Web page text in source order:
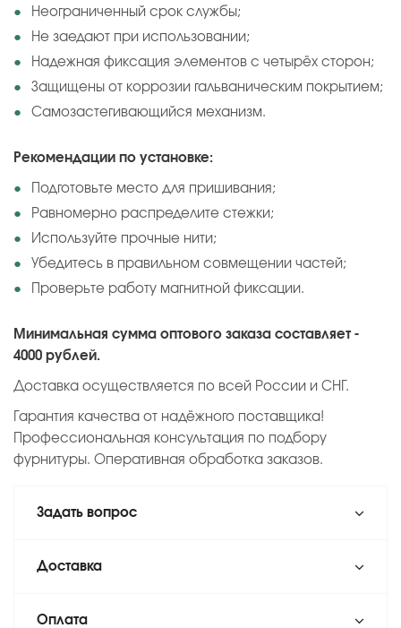
Неограниченный срок службы;
Не заедают при использовании;
Надежная фиксация элементов с четырёх сторон;
Защищены от коррозии гальваническим покрытием;
Самозастегивающийся механизм.
Рекомендации по установке:
Подготовьте место для пришивания;
Равномерно распределите стежки;
Используйте прочные нити;
Убедитесь в правильном совмещении частей;
Проверьте работу магнитной фиксации.
Минимальная сумма оптового заказа составляет -
4000 рублей.
Доставка осуществляется по всей России и СНГ.
Гарантия качества от надёжного поставщика!
Профессиональная консультация по подбору
фурнитуры. Оперативная обработка заказов.
Задать вопрос
Доставка
Оплата